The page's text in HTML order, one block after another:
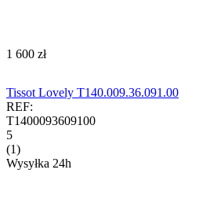
‍1 600‍ zł
Tissot Lovely T140.009.36.091.00
REF:
T1400093609100
5
(1)
Wysyłka 24h